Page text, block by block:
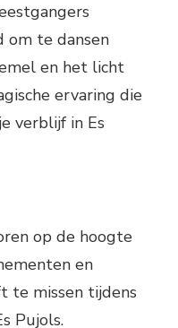
om te dansen
en het licht
ervaring die
verblijf in Es
op de hoogte
en
te missen tijdens
Pujols.